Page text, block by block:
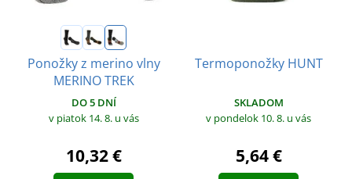
Ponožky z merino vlny
MERINO TREK
DO 5 DNÍ
v piatok 14. 8. u vás
10,32 €
Termoponožky HUNT
SKLADOM
v pondelok 10. 8. u vás
5,64 €